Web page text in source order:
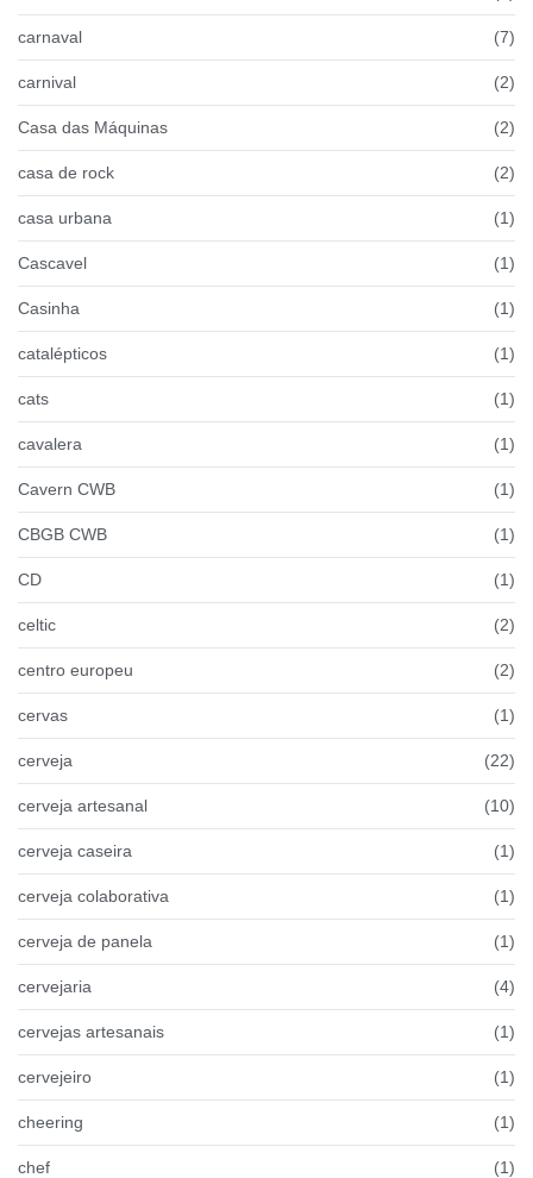
carnaval (7)
carnival (2)
Casa das Máquinas (2)
casa de rock (2)
casa urbana (1)
Cascavel (1)
Casinha (1)
catalépticos (1)
cats (1)
cavalera (1)
Cavern CWB (1)
CBGB CWB (1)
CD (1)
celtic (2)
centro europeu (2)
cervas (1)
cerveja (22)
cerveja artesanal (10)
cerveja caseira (1)
cerveja colaborativa (1)
cerveja de panela (1)
cervejaria (4)
cervejas artesanais (1)
cervejeiro (1)
cheering (1)
chef (1)